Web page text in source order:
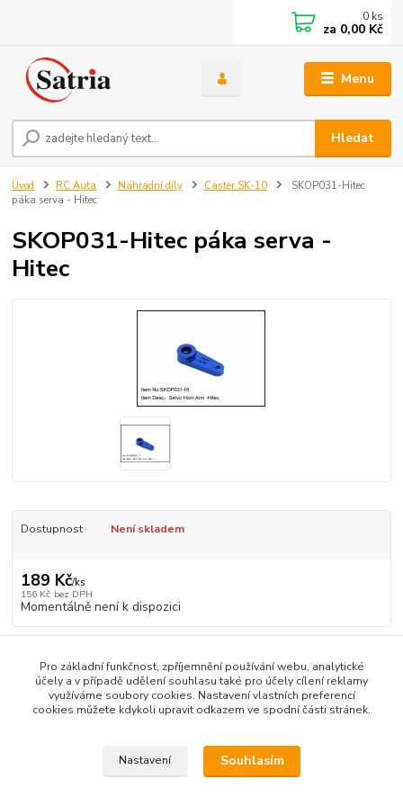
Menu
Hledat
0 ks
za 0,00 Kč
Úvod RC Auta Náhradní díly Caster SK-10
SKOP031-Hitec
páka serva - Hitec
SKOP031-Hitec páka serva -
Hitec
Dostupnost Není skladem
189 Kč/ks
156 Kč bez DPH
Momentálně není k dispozici
Zboží zařazeno v kategoriích
Pro základní funkčnost, zpříjemnění používání webu, analytické
účely a v případě udělení souhlasu také pro účely cílení reklamy
využíváme soubory cookies. Nastavení vlastních preferencí
cookies můžete kdykoli upravit odkazem ve spodní části stránek.
Nastavení Souhlasím